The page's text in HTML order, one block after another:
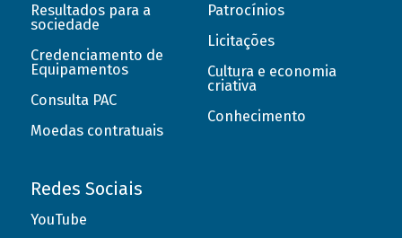
Resultados para a
sociedade
Credenciamento de
Equipamentos
Consulta PAC
Moedas contratuais
Patrocínios
Licitações
Cultura e economia
criativa
Conhecimento
Redes Sociais
YouTube